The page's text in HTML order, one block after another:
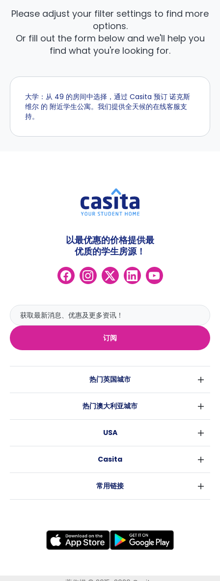
Please adjust your filter settings to find more
options.
Or fill out the form below and we'll help you
find what you're looking for.
大学：从 49 的房间中选择，通过 Casita 预订 诺克斯
维尔 的 附近学生公寓。我们提供全天候的在线客服支
持。
订阅
以最优惠的价格提供最
优质的学生房源！
热门英国城市
伦敦
爱丁堡
利兹
考文垂
莱斯特
热门澳大利亚城市
布里斯班
阿德莱德
USA
洛杉矶
Casita
常用链接